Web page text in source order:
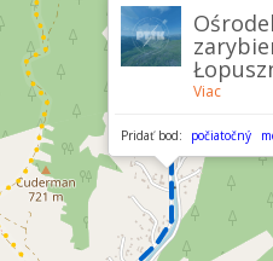
Viac
Pridať bod: počiatočný